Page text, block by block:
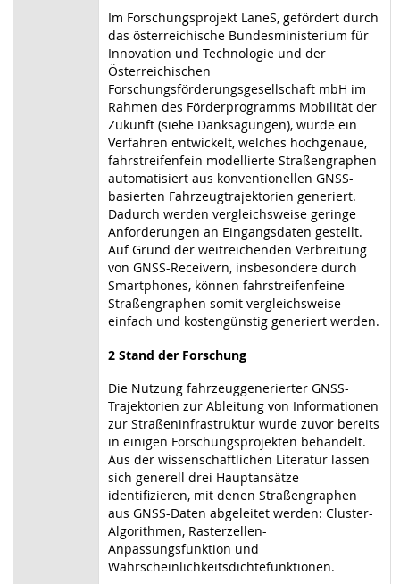
Im Forschungsprojekt LaneS, gefördert durch
das österreichische Bundesministerium für
Innovation und Technologie und der
Österreichischen
Forschungsförderungsgesellschaft mbH im
Rahmen des Förderprogramms Mobilität der
Zukunft (siehe Danksagungen), wurde ein
Verfahren entwickelt, welches hochgenaue,
fahrstreifenfein modellierte Straßengraphen
automatisiert aus konventionellen GNSS-
basierten Fahrzeugtrajektorien generiert.
Dadurch werden vergleichsweise geringe
Anforderungen an Eingangsdaten gestellt.
Auf Grund der weitreichenden Verbreitung
von GNSS-Receivern, insbesondere durch
Smartphones, können fahrstreifenfeine
Straßengraphen somit vergleichsweise
einfach und kostengünstig generiert werden.
2 Stand der Forschung
Die Nutzung fahrzeuggenerierter GNSS-
Trajektorien zur Ableitung von Informationen
zur Straßeninfrastruktur wurde zuvor bereits
in einigen Forschungsprojekten behandelt.
Aus der wissenschaftlichen Literatur lassen
sich generell drei Hauptansätze
identifizieren, mit denen Straßengraphen
aus GNSS-Daten abgeleitet werden: Cluster-
Algorithmen, Rasterzellen-
Anpassungsfunktion und
Wahrscheinlichkeitsdichtefunktionen.